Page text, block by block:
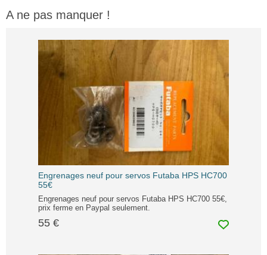
A ne pas manquer !
Engrenages neuf pour servos Futaba HPS HC700
55€
Engrenages neuf pour servos Futaba HPS HC700 55€,
prix ferme en Paypal seulement.
55 €